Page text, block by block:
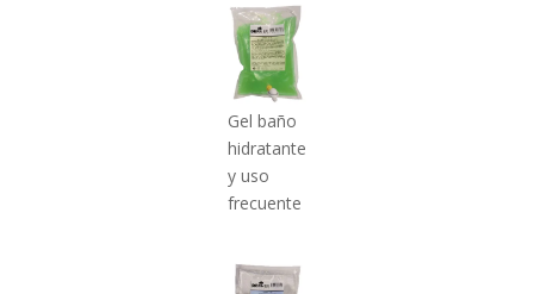
Gel baño
hidratante
y uso
frecuente